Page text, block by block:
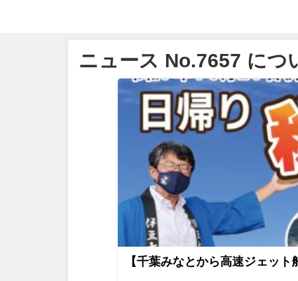
ニュース No.7657 につ
【千葉みなとから高速ジェッ